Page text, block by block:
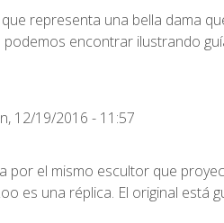
representa una bella dama
podemos encontrar ilustrando
12/19/2016 - 11:57
por el mismo escultor que
es una réplica. El original está